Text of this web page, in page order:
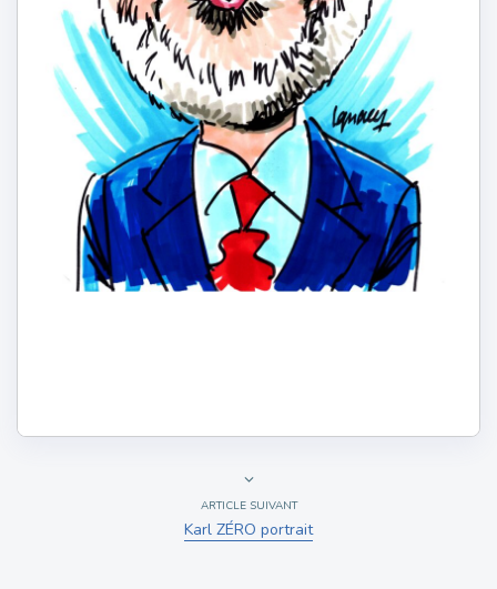
ARTICLE SUIVANT
Karl ZÉRO portrait